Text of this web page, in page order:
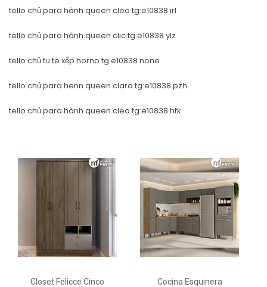
tello chủ para hành queen cleo tg:e10838 irl
tello chủ para hành queen clic tg:e10838 ylz
tello chủ tu te xếp horno tg:e10838 none
tello chủ para henn queen clara tg:e10838 pzh
tello chủ para hành queen cleo tg:e10838 htk
Closet Felicce Cinco
Cocina Esquinera